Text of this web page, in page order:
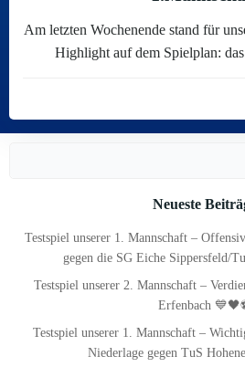
Am letzten Wochenende stand für
Highlight auf dem Spielplan:
Neueste
Testspiel unserer 1. Mannschaft –
gegen die SG Eiche Sippersfeld/
Testspiel unserer 2. Mannschaft –
Erfenbach
Testspiel unserer 1. Mannschaft –
Niederlage gegen TuS